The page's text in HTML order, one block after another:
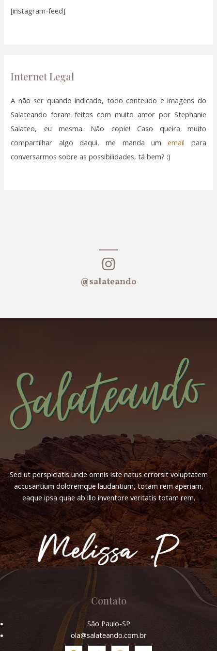
s
r
[instagram-feed]
Internet Legal
A não ser quando indicado, todo conteúdo e imagens do
Salateando foram feitos com muito amor por Stephanie
Salateo, eu mesma. Não copie! Caso queira muito
compartilhar algo daqui, me manda umemail para
conversarmos sobre as possibilidades, tá bem? :)
@salateando
Sed ut perspiciatis unde omnis iste natus errorsit voluptatem
accusantium doloremque laudantium, totam rem aperiam,
eaque ipsa quae ab illo inventore veritatis totam rem.
Contato
São Paulo-SP
ola@salateando.com.br